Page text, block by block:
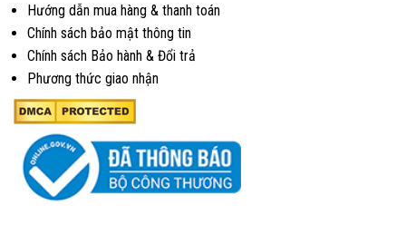
Hướng dẫn mua hàng & thanh toán
Chính sách bảo mật thông tin
Chính sách Bảo hành & Đổi trả
Phương thức giao nhận